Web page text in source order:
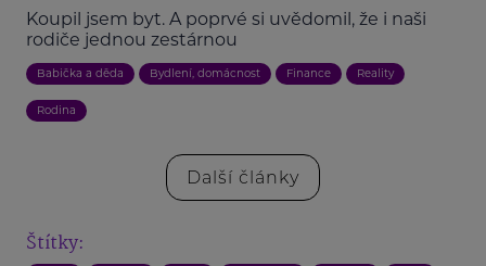
Koupil jsem byt. A poprvé si uvědomil, že i naši
rodiče jednou zestárnou
Babička a děda Bydlení, domácnost Finance Reality
Rodina
Další články
Štítky: